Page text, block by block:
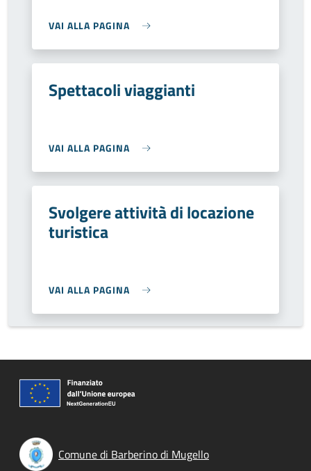
VAI ALLA PAGINA
Spettacoli viaggianti
VAI ALLA PAGINA
Svolgere attività di locazione
turistica
VAI ALLA PAGINA
Comune di Barberino di Mugello